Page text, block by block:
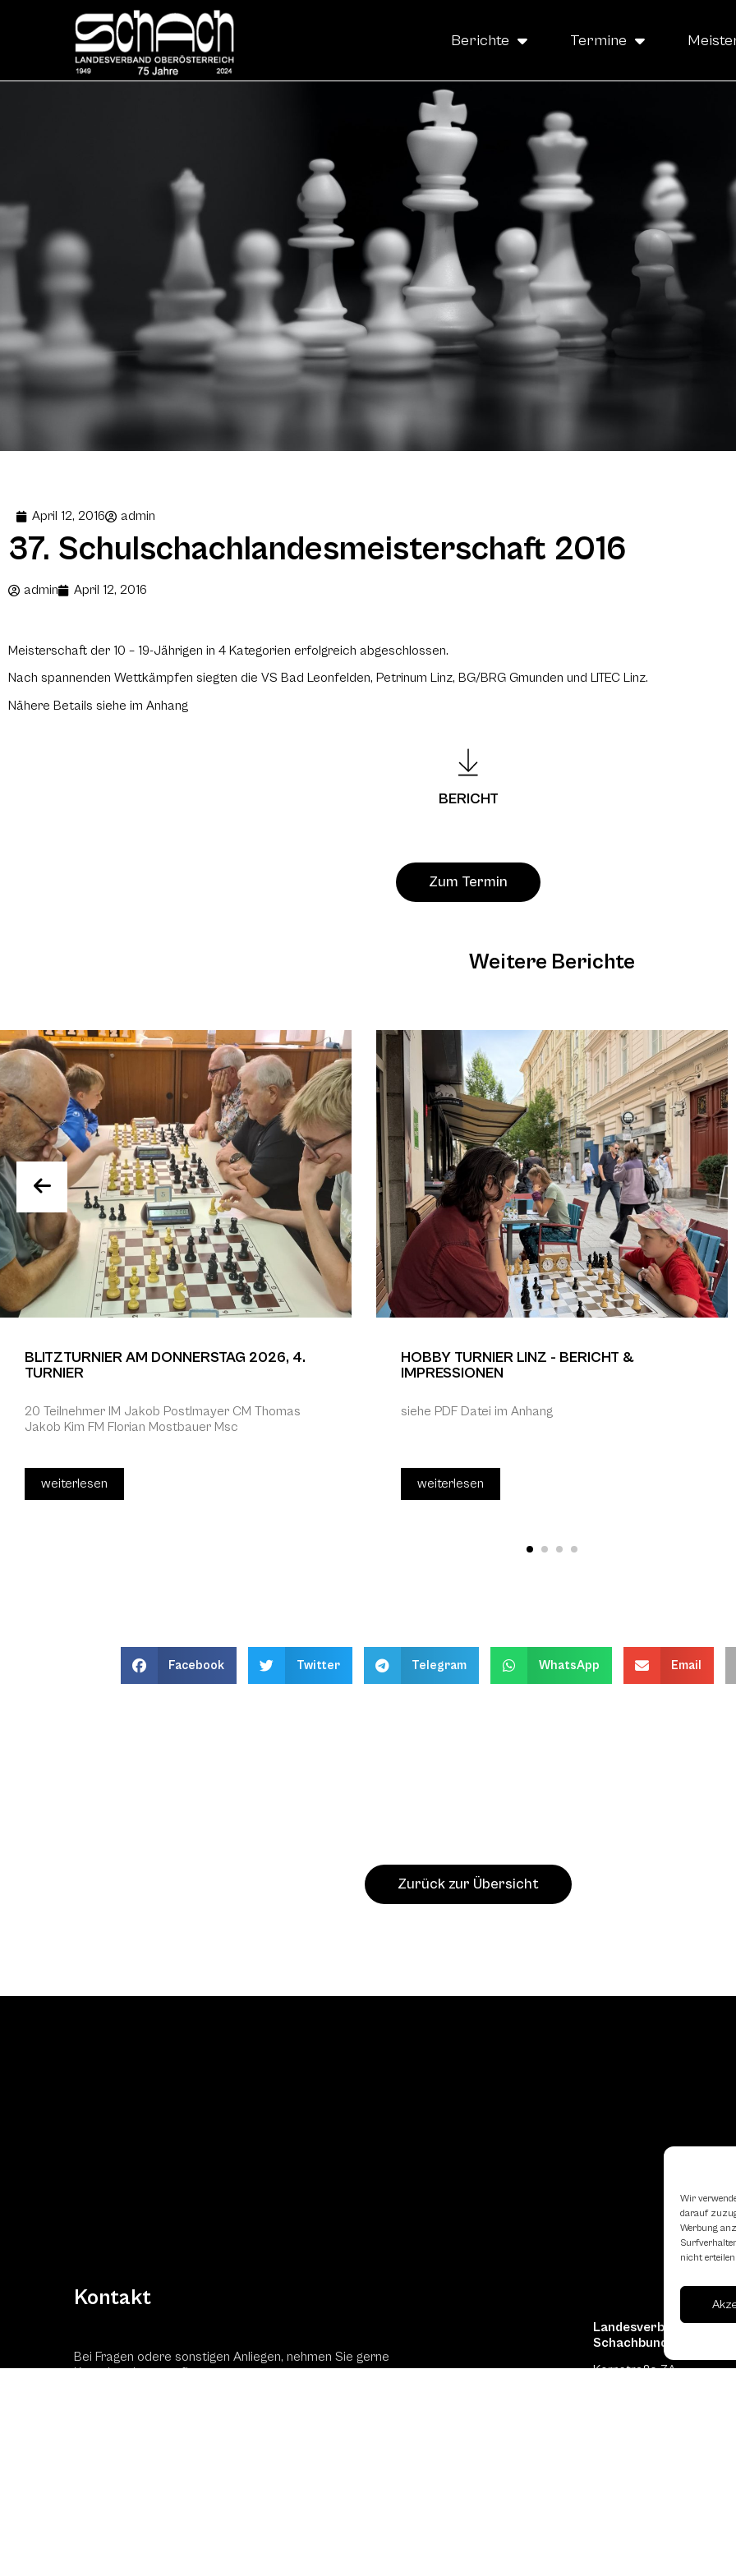
Wir
darauf
Werbung
nicht
Berichte Termine
April 12, 2016 admin
37. Schulschachlandesmeisterschaft 2016
admin April 12, 2016
Meisterschaft der 10 – 19-Jährigen in 4 Kategorien erfolgreich abgeschlossen.
Nach spannenden Wettkämpfen siegten die VS Bad Leonfelden, Petrinum Linz, BG/BRG Gmunden und LITEC Linz.
Nähere Betails siehe im Anhang
BERICHT
Zum Termin
Weitere Berichte
BLITZTURNIER AM DONNERSTAG 2026, 4.
TURNIER
20 Teilnehmer IM Jakob Postlmayer CM Thomas
Jakob Kim FM Florian Mostbauer Msc
weiterlesen
HOBBY TURNIER LINZ - BERICHT &
IMPRESSIONEN
siehe PDF Datei im Anhang
weiterlesen
Facebook Twitter Telegram WhatsApp Email
Zurück zur Übersicht
Kontakt
Bei Fragen odere sonstigen Anliegen, nehmen Sie gerne
Kontakt mit uns auf!
Landesverband
Schachbundes
Kornstraße 7A